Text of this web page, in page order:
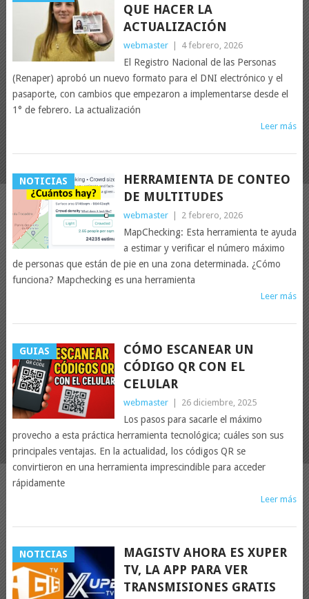
QUE HACER LA
ACTUALIZACIÓN
webmaster | 4 febrero, 2026
El Registro Nacional de las Personas
(Renaper) aprobó un nuevo formato para el DNI electrónico y el
pasaporte, con cambios que empezaron a implementarse desde el
1° de febrero. La actualización
Leer más
NOTICIAS
HERRAMIENTA DE CONTEO
DE MULTITUDES
webmaster | 2 febrero, 2026
MapChecking: Esta herramienta te ayuda
a estimar y verificar el número máximo
de personas que están de pie en una zona determinada. ¿Cómo
funciona? Mapchecking es una herramienta
Leer más
GUIAS
CÓMO ESCANEAR UN
CÓDIGO QR CON EL
CELULAR
webmaster | 26 diciembre, 2025
Los pasos para sacarle el máximo
provecho a esta práctica herramienta tecnológica; cuáles son sus
principales ventajas. En la actualidad, los códigos QR se
convirtieron en una herramienta imprescindible para acceder
rápidamente
Leer más
NOTICIAS
MAGISTV AHORA ES XUPER
TV, LA APP PARA VER
TRANSMISIONES GRATIS